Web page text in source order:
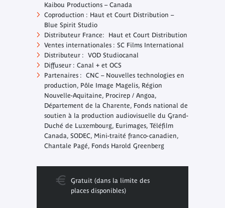
Kaibou Productions – Canada
Coproduction : Haut et Court Distribution –
Blue Spirit Studio
Distributeur France: Haut et Court Distribution
Ventes internationales : SC Films International
Distributeur : VOD Studiocanal
Diffuseur : Canal + et OCS
Partenaires : CNC – Nouvelles technologies en
production, Pôle Image Magelis, Région
Nouvelle-Aquitaine, Procirep / Angoa,
Département de la Charente, Fonds national de
soutien à la production audiovisuelle du Grand-
Duché de Luxembourg, Eurimages, Téléfilm
Canada, SODEC, Mini-traité franco-canadien,
Chantale Pagé, Fonds Harold Greenberg
Gratuit (dans la limite des
places disponibles)